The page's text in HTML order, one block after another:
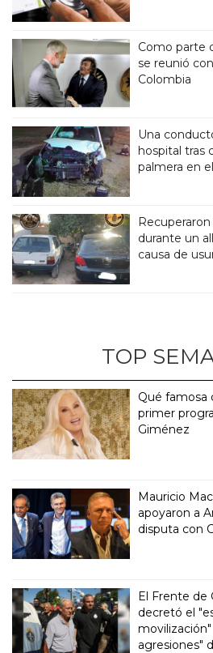
Como parte
se reunió
Colombia
Una
hospital tras
palmera en
durante un
causa de
TOP
Qué famosa
primer
Giménez
Mauricio
apoyaron a
disputa con
El Frente de
decretó el
agresiones"